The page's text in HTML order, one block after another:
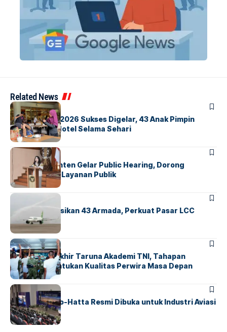
Related News
BERITAINDEX
GM For A Day 2026 Sukses Digelar, 43 Anak Pimpin
Operasional Hotel Selama Sehari
BANDARA BERITA
Karantina Banten Gelar Public Hearing, Dorong
Transparansi Layanan Publik
BANDARA
Citilink Operasikan 43 Armada, Perkuat Pasar LCC
Nasional
BERITA
Sidang Pantukhir Taruna Akademi TNI, Tahapan
Strategis Tentukan Kualitas Perwira Masa Depan
BANDARA BERITA
IALC Soekarno-Hatta Resmi Dibuka untuk Industri Aviasi
Dunia